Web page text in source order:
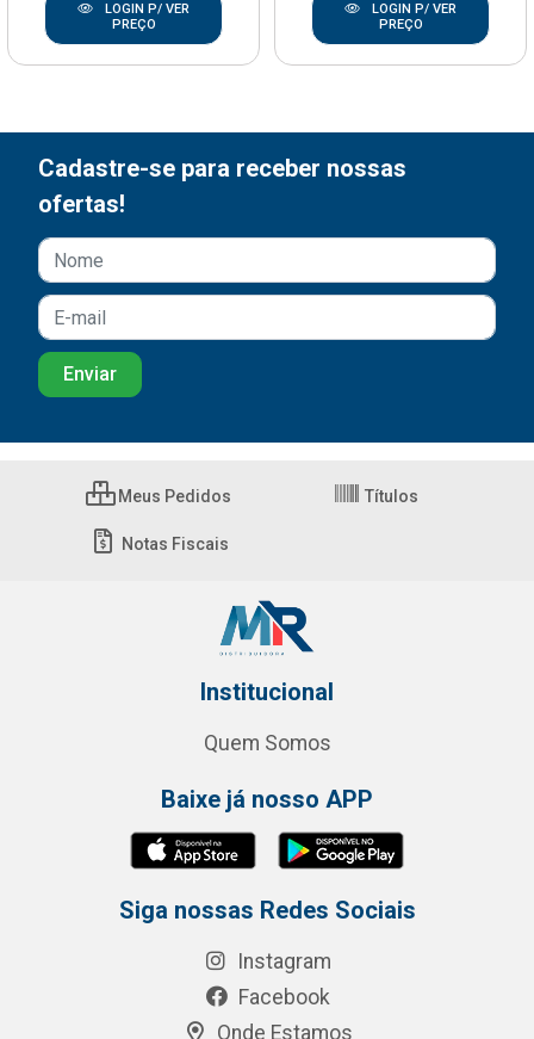
LOGIN P/ VER
PREÇO
LOGIN P/ VER
PREÇO
Cadastre-se para receber nossas
ofertas!
Meus Pedidos Títulos
Notas Fiscais
Institucional
Quem Somos
Baixe já nosso APP
Siga nossas Redes Sociais
Instagram
Facebook
Onde Estamos